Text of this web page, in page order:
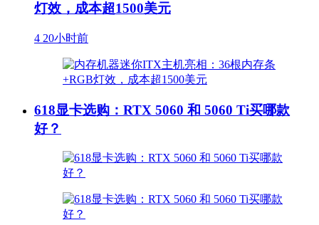
灯效，成本超1500美元
4 20小时前
618显卡选购：RTX 5060 和 5060 Ti买哪款
好？